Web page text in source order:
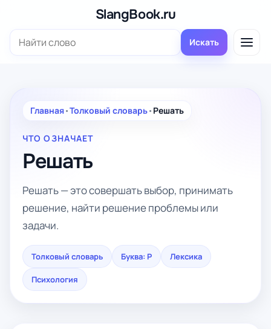
содержимому
SlangBook.ru
Поиск: Искать
Главная•Толковый словарь• Решать
ЧТО ОЗНАЧАЕТ
Решать
Решать — это совершать выбор, принимать
решение, найти решение проблемы или
задачи.
Толковый словарь Буква: Р Лексика
Психология